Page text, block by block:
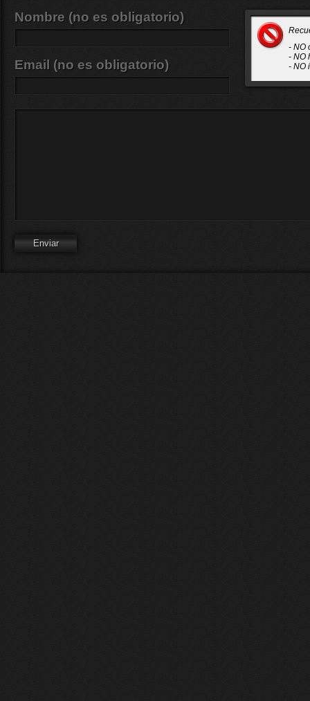
- NO
- NO
- NO
Nombre (no es obligatorio)
Email (no es obligatorio)